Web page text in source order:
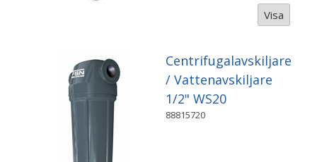
Visa
Centrifugalavskiljare
/ Vattenavskiljare
1/2" WS20
88815720